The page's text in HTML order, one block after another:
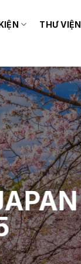
THƯ VIỆN